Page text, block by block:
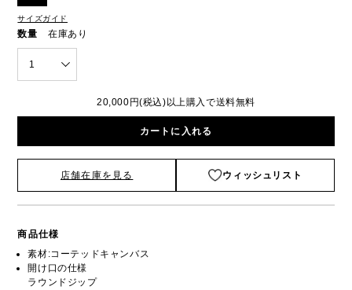
サイズガイド
数量 在庫あり
1
20,000円(税込)以上購入で送料無料
カートに入れる
店舗在庫を見る ウィッシュリスト
商品仕様
素材:コーテッドキャンバス
開け口の仕様
ラウンドジップ